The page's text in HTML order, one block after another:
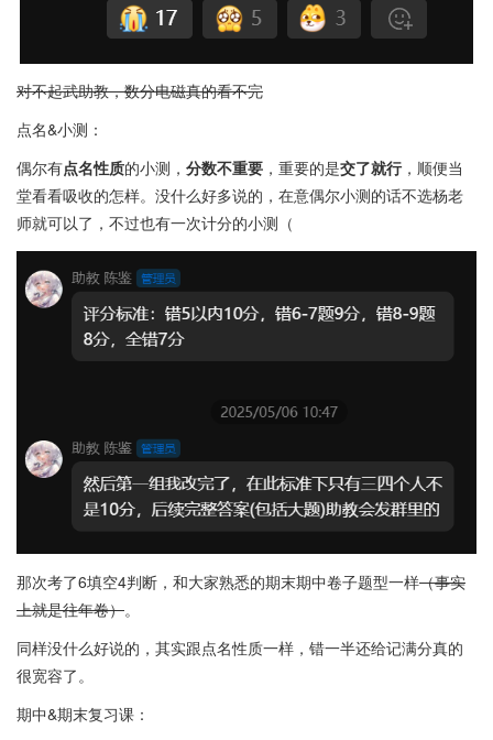
对不起武助教，数分电磁真的看不完
点名&小测：
偶尔有点名性质的小测， 分数不重要 ，重要的是交了就行，顺便当
堂看看吸收的怎样。没什么好多说的，在意偶尔小测的话不选杨老
师就可以了，不过也有一次计分的小测（
那次考了6填空4判断，和大家熟悉的期末期中卷子题型一样（事实
上就是往年卷）。
同样没什么好说的，其实跟点名性质一样，错一半还给记满分真的
很宽容了。
期中&期末复习课：